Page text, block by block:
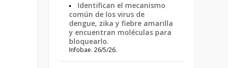
Identifican el mecanismo
común de los virus de
dengue, zika y fiebre amarilla
y encuentran moléculas para
bloquearlo.
Infobae. 26/5/26.